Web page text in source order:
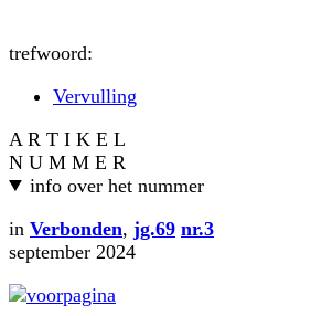
trefwoord:
Vervulling
A R T I K E L
N U M M E R
info over het nummer
in Verbonden, jg.69 nr.3
september 2024